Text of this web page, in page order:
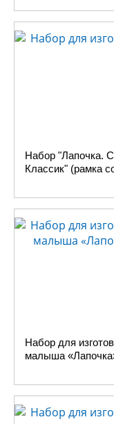
Набор "Лапочка.
Классик" (рамка
Набор для
малыша